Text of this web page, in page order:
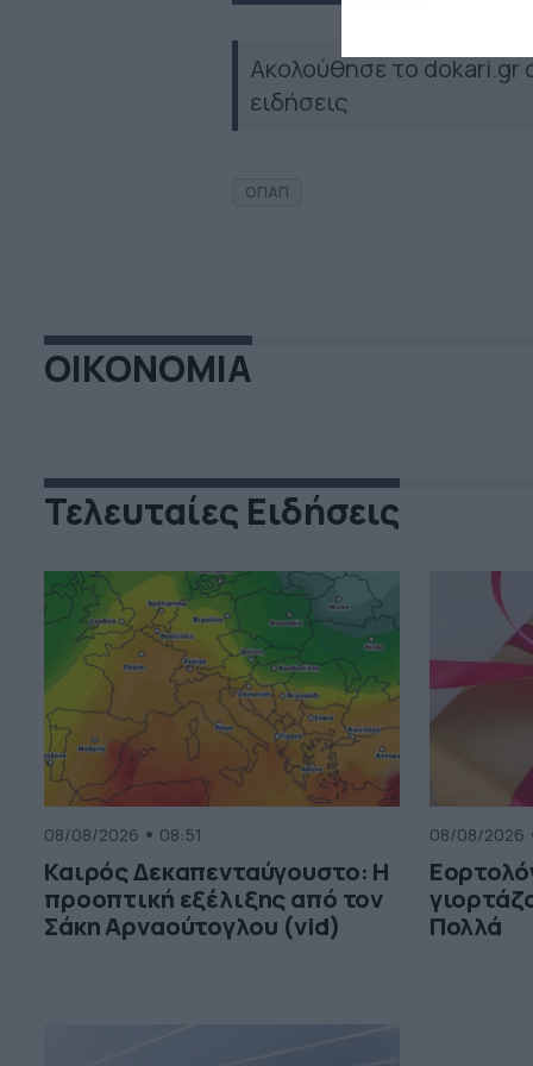
Ακολούθησε το dokari.gr
ειδήσεις
ΟΠΑΠ
ΟΙΚΟΝΟΜΙΑ
Τελευταίες Ειδήσεις
08/08/2026 08:51
Καιρός Δεκαπενταύγουστο: Η
προοπτική εξέλιξης από τον
Σάκη Αρναούτογλου (vid)
08/08/2026
Πολλά